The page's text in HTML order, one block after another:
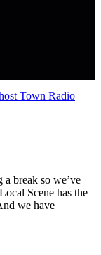
Town Radio
break so we’ve
Scene has the
we have